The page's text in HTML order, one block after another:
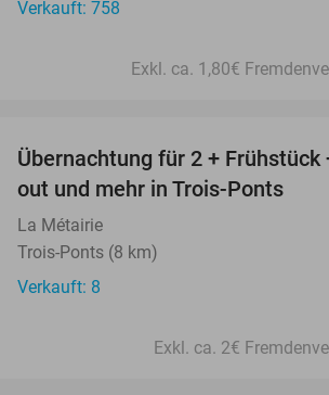
Verkauft: 758
Exkl. ca. 1,80€
Übernachtung für 2 + Frühstück
out und mehr in Trois-Ponts
La Métairie
Trois-Ponts (8 km)
Verkauft: 8
Exkl. ca. 2€